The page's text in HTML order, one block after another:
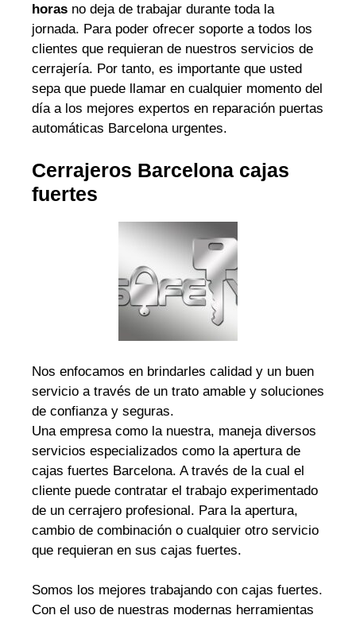
horas no deja de trabajar durante toda la
jornada. Para poder ofrecer soporte a todos los
clientes que requieran de nuestros servicios de
cerrajería. Por tanto, es importante que usted
sepa que puede llamar en cualquier momento del
día a los mejores expertos en reparación puertas
automáticas Barcelona urgentes.
Cerrajeros Barcelona cajas
fuertes
Nos enfocamos en brindarles calidad y un buen
servicio a través de un trato amable y soluciones
de confianza y seguras.
Una empresa como la nuestra, maneja diversos
servicios especializados como la apertura de
cajas fuertes Barcelona. A través de la cual el
cliente puede contratar el trabajo experimentado
de un cerrajero profesional. Para la apertura,
cambio de combinación o cualquier otro servicio
que requieran en sus cajas fuertes.
Somos los mejores trabajando con cajas fuertes.
Con el uso de nuestras modernas herramientas